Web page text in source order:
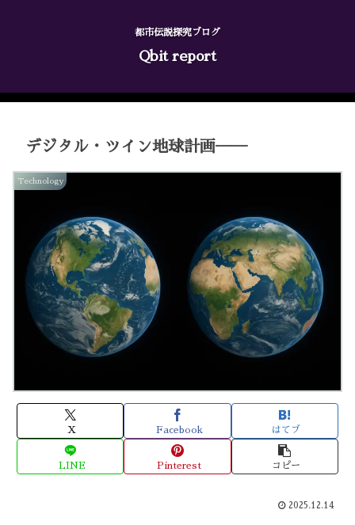
都市伝説探究ブログ
Qbit report
デジタル・ツイン地球計画──
Technology
X Facebook はてブ
LINE Pinterest コピー
2025.12.14